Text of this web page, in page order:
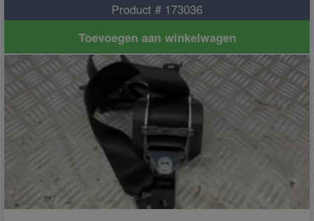
Product # 173036
Toevoegen aan winkelwagen